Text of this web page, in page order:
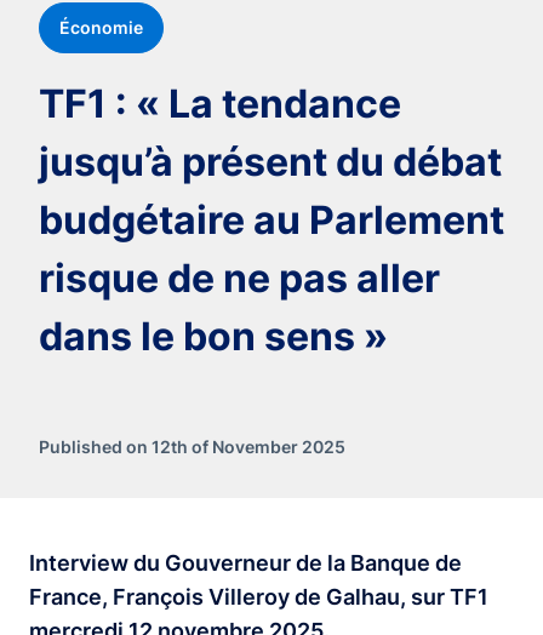
Économie
TF1 : « La tendance
jusqu’à présent du débat
budgétaire au Parlement
risque de ne pas aller
dans le bon sens »
Published on 12th of November 2025
Interview du Gouverneur de la Banque de
France, François Villeroy de Galhau, sur TF1